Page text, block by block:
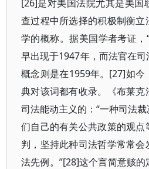
[26]是对美国法院尤其是美国
查过程中所选择的积极制衡
学的概称。据美国学者考证，
早出现于1947年，而法官在
概念则是在1959年。[27]如今
典对该词都有收录。《布莱克
司法能动主义的：“一种司法
们自己的有关公共政策的观
判，坚持此种司法哲学常常
法先例。”[28]这个言简意赅